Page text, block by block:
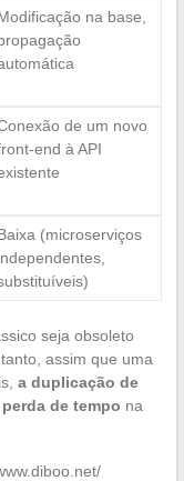
na base,
de um novo
end à API
(microserviços
seja obsoleto
assim que uma
a duplicação de
de tempo na